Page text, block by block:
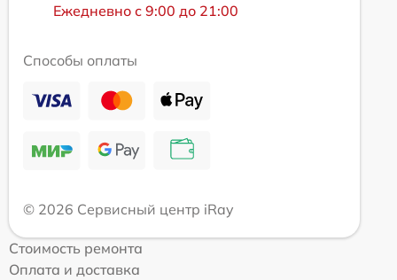
Ежедневно с 9:00 до 21:00
Способы оплаты
© 2026 Сервисный центр iRay
Стоимость ремонта
Оплата и доставка